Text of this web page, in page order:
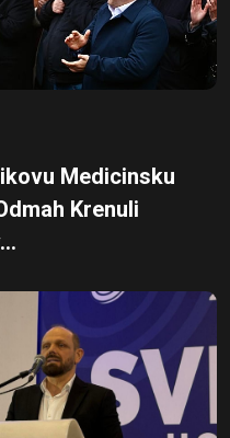
Medicinsku
Krenuli